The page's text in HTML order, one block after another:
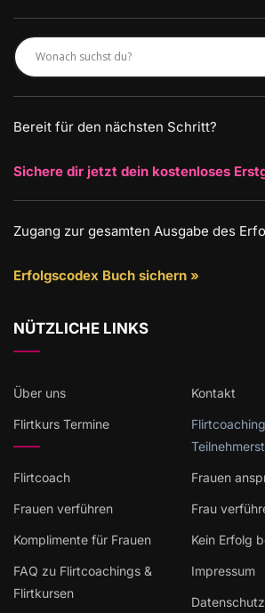
Bereit für den nächsten Schritt?
Sichere dir jetzt dein kostenloses
Zugang zur gesamten Ausgabe des
Erfolgscodex Buch sichern »
NÜTZLICHE LINKS
Über uns Kontakt
Flirtkurs Termine
Flirtcoaching
Flirtcoach Frauen
Frauen verführen Frau
Komplimente für Frauen Kein Erfolg
FAQ zu Flirtcoachings &
Flirtkursen
Impressum